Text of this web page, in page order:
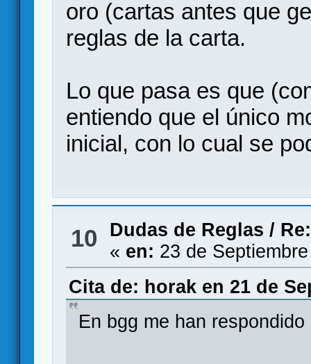
oro (cartas antes que
reglas de la carta.
Lo que pasa es que
entiendo que el único
inicial, con lo cual se
10 Dudas de Reglas /
« en: 23 de
Cita de: horak en 21 de
En bgg me han respondido